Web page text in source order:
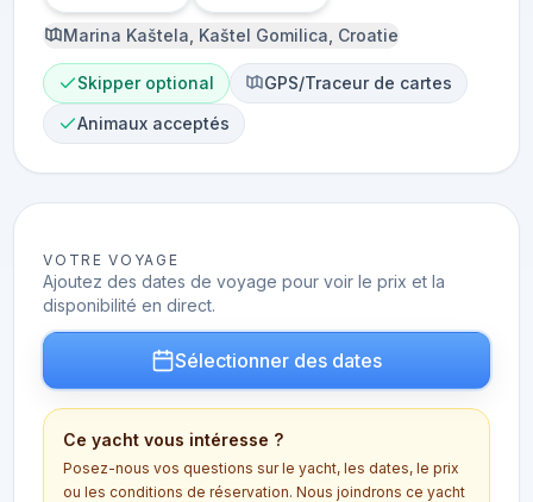
Marina Kaštela, Kaštel Gomilica, Croatie
Skipper optional
GPS/Traceur de cartes
Animaux acceptés
VOTRE VOYAGE
Ajoutez des dates de voyage pour voir le prix et la
disponibilité en direct.
Sélectionner des dates
Ce yacht vous intéresse ?
Posez-nous vos questions sur le yacht, les dates, le prix
ou les conditions de réservation. Nous joindrons ce yacht